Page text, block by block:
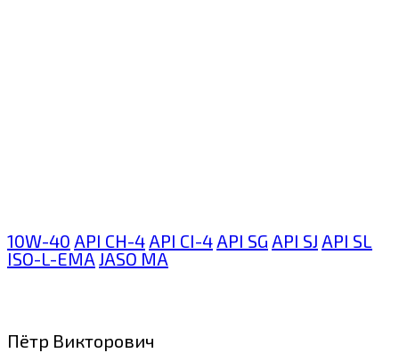
10W-40 API CH-4 API CI-4 API SG API SJ API SL
ISO-L-EMA JASO MA
Пётр Викторович